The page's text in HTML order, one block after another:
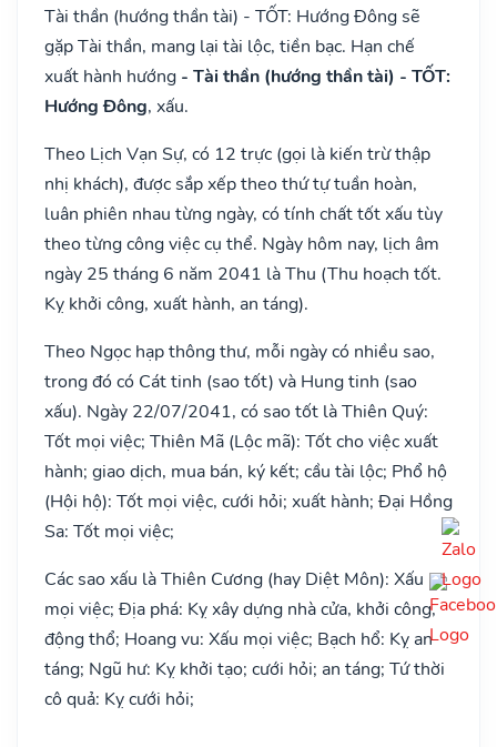
Tài thần (hướng thần tài) - TỐT: Hướng Đông sẽ
gặp Tài thần, mang lại tài lộc, tiền bạc. Hạn chế
xuất hành hướng - Tài thần (hướng thần tài) - TỐT:
Hướng Đông, xấu.
Theo Lịch Vạn Sự, có 12 trực (gọi là kiến trừ thập
nhị khách), được sắp xếp theo thứ tự tuần hoàn,
luân phiên nhau từng ngày, có tính chất tốt xấu tùy
theo từng công việc cụ thể. Ngày hôm nay, lịch âm
ngày 25 tháng 6 năm 2041 là Thu (Thu hoạch tốt.
Kỵ khởi công, xuất hành, an táng).
Theo Ngọc hạp thông thư, mỗi ngày có nhiều sao,
trong đó có Cát tinh (sao tốt) và Hung tinh (sao
xấu). Ngày 22/07/2041, có sao tốt là Thiên Quý:
Tốt mọi việc; Thiên Mã (Lộc mã): Tốt cho việc xuất
hành; giao dịch, mua bán, ký kết; cầu tài lộc; Phổ hộ
(Hội hộ): Tốt mọi việc, cưới hỏi; xuất hành; Đại Hồng
Sa: Tốt mọi việc;
Các sao xấu là Thiên Cương (hay Diệt Môn): Xấu
mọi việc; Địa phá: Kỵ xây dựng nhà cửa, khởi công,
động thổ; Hoang vu: Xấu mọi việc; Bạch hổ: Kỵ an
táng; Ngũ hư: Kỵ khởi tạo; cưới hỏi; an táng; Tứ thời
cô quả: Kỵ cưới hỏi;